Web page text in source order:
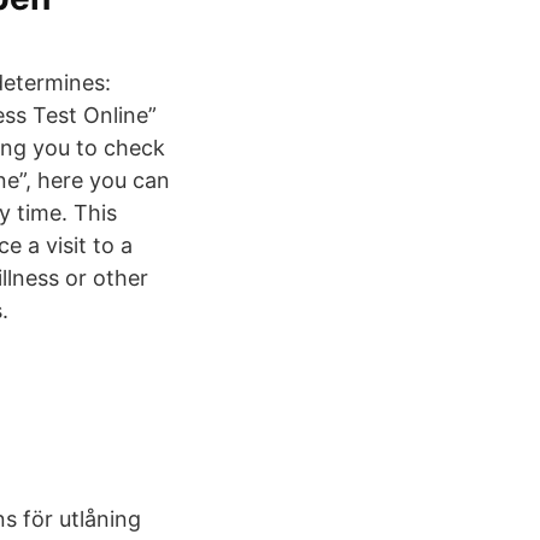
Test Online”
you to check
here you can
time. This
a visit to a
or other
för utlåning